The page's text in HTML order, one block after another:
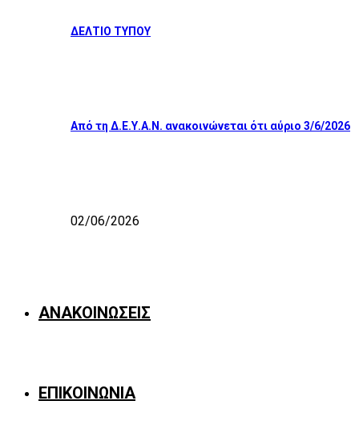
ΔΕΛΤΙΟ ΤΥΠΟΥ
Από τη Δ.Ε.Υ.Α.Ν. ανακοινώνεται ότι αύριο 3/6/2026
02/06/2026
ΑΝΑΚΟΙΝΩΣΕΙΣ
ΕΠΙΚΟΙΝΩΝΙΑ